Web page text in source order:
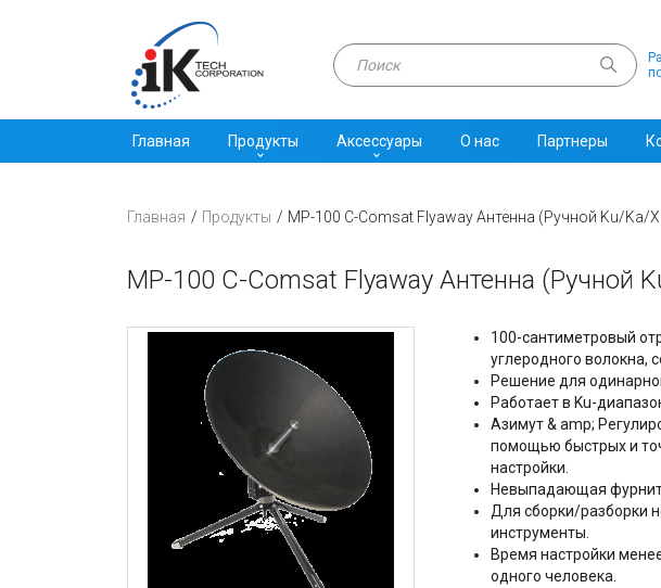
Главная Продукты Аксессуары О нас Партнеры
Главная Продукты MP-100 C-Comsat Flyaway Антенна (Ручной Ku/Ka/
MP-100 C-Comsat Flyaway Антенна (Ручной
100-сантиметровый
углеродного волокна,
Решение для
Работает в Ku-
Азимут & amp;
помощью быстрых и
настройки.
Невыпадающая
Для сборки/разборки
инструменты.
Время настройки
одного человека.